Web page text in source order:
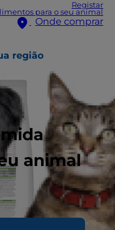
Registar
para o seu animal
Onde comprar
região
animal